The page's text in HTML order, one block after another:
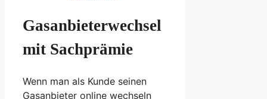
Gasanbieterwechsel
mit Sachprämie
Wenn man als Kunde seinen
Gasanbieter online wechseln